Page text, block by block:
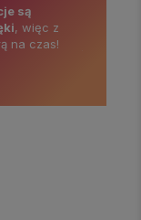
są
, więc z
na czas!